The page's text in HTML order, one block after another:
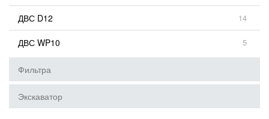
ДВС D12 14
ДВС WP10 5
Фильтра
Экскаватор